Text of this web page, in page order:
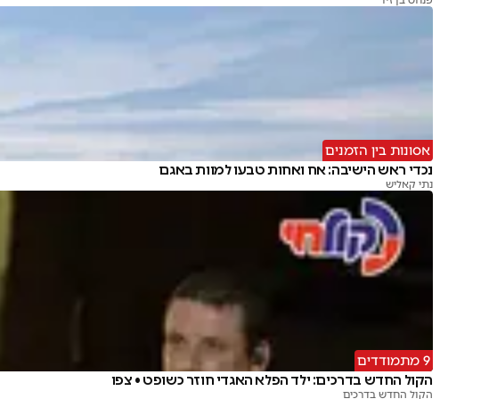
אסונות בין הזמנים
נכדי ראש הישיבה: אח ואחות טבעו למוות באגם
נתי קאליש
9 מתמודדים
הקול החדש בדרכים: ילד הפלא האגדי חוזר כשופט • צפו
הקול החדש בדרכים